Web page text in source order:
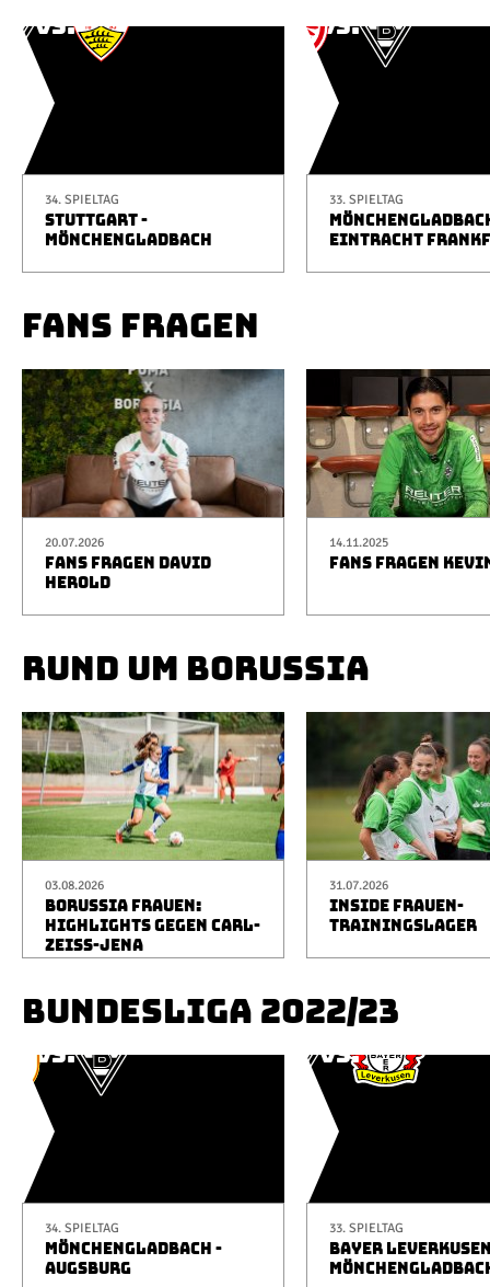
34. SPIELTAG
STUTTGART -
MÖNCHENGLADBACH
33. SPIELTAG
EINTRACHT
FANS FRAGEN
20.07.2026
FANS FRAGEN DAVID
HEROLD
14.11.2025
FANS FRAGEN
RUND UM BORUSSIA
03.08.2026
BORUSSIA FRAUEN:
HIGHLIGHTS GEGEN CARL-
ZEISS-JENA
31.07.2026
INSIDE FRAUEN-
TRAININGSLAGER
BUNDESLIGA 2022/23
34. SPIELTAG
MÖNCHENGLADBACH -
AUGSBURG
33. SPIELTAG
BAYER